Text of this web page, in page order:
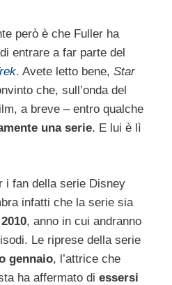
però è che Fuller ha
di entrare a far parte del
. Avete letto bene, Star
che, sull’onda del
a breve – entro qualche
una serie. E lui è lì
i fan della serie Disney
infatti che la serie sia
, anno in cui andranno
Le riprese della serie
gennaio, l’attrice che
ha affermato di essersi